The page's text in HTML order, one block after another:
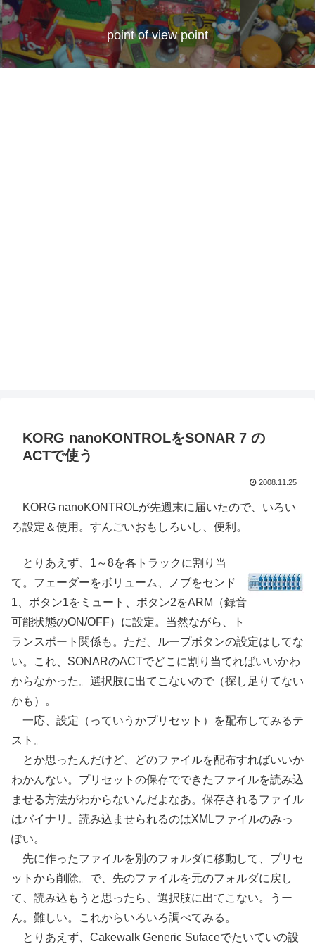
point of view point
KORG nanoKONTROLをSONAR 7 の
ACTで使う
2008.11.25
KORG nanoKONTROLが先週末に届いたので、いろい
ろ設定＆使用。すんごいおもしろいし、便利。
とりあえず、1～8を各トラックに割り当
て。フェーダーをボリューム、ノブをセンド
1、ボタン1をミュート、ボタン2をARM（録音
可能状態のON/OFF）に設定。当然ながら、ト
ランスポート関係も。ただ、ループボタンの設定はしてな
い。これ、SONARのACTでどこに割り当てればいいかわ
からなかった。選択肢に出てこないので（探し足りてない
かも）。
一応、設定（っていうかプリセット）を配布してみるテ
スト。
とか思ったんだけど、どのファイルを配布すればいいか
わかんない。プリセットの保存でできたファイルを読み込
ませる方法がわからないんだよなあ。保存されるファイル
はバイナリ。読み込ませられるのはXMLファイルのみっ
ぽい。
先に作ったファイルを別のフォルダに移動して、プリセ
ットから削除。で、先のファイルを元のフォルダに戻し
て、読み込もうと思ったら、選択肢に出てこない。うー
ん。難しい。これからいろいろ調べてみる。
とりあえず、Cakewalk Generic Sufaceでたいていの設